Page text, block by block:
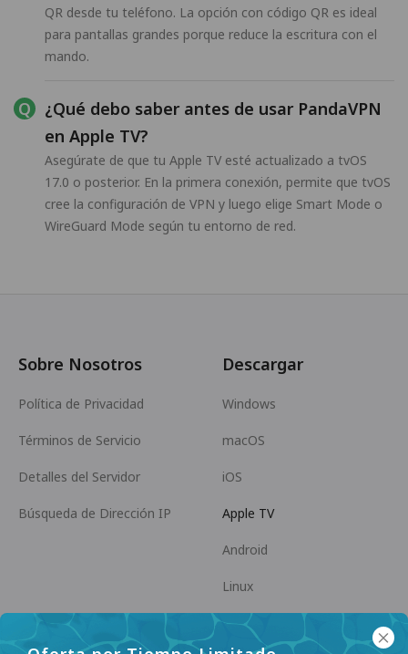
QR desde tu teléfono. La opción con código QR es ideal
para pantallas grandes porque reduce la escritura con el
mando.
¿Qué debo saber antes de usar PandaVPN
en Apple TV?
Asegúrate de que tu Apple TV esté actualizado a tvOS
17.0 o posterior. En la primera conexión, permite que tvOS
cree la configuración de VPN y luego elige Smart Mode o
WireGuard Mode según tu entorno de red.
Sobre Nosotros
Política de Privacidad
Términos de Servicio
Detalles del Servidor
Búsqueda de Dirección IP
Descargar
Windows
macOS
iOS
Apple TV
Android
Linux
Android TV